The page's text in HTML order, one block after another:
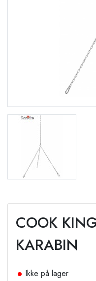
COOK
KARABIN
Ikke på lager